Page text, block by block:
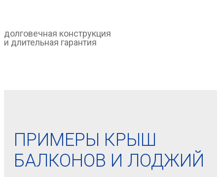
долговечная конструкция
и длительная гарантия
ПРИМЕРЫ КРЫШ
БАЛКОНОВ И ЛОДЖИЙ